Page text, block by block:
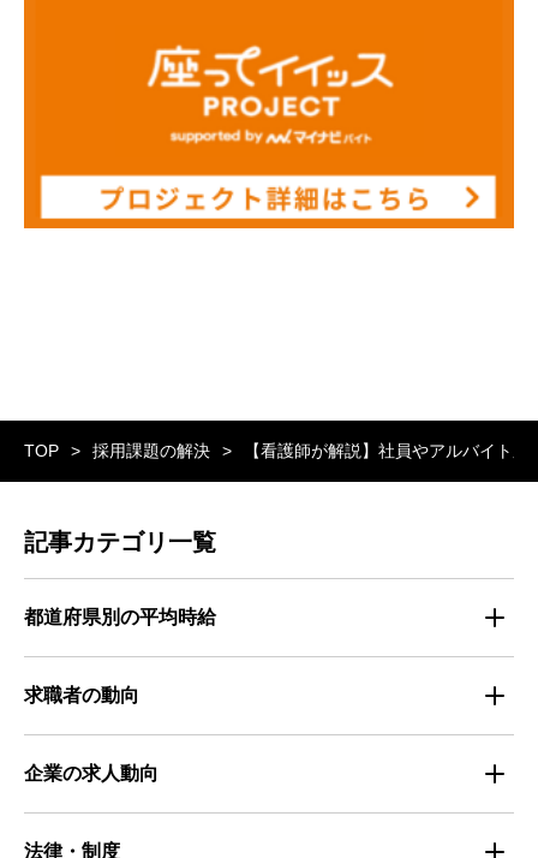
TOP 採用課題の解決 【看護師が解説】社員やアルバイト
記事カテゴリ一覧
都道府県別の平均時給
都道府県別・職種別の平均時給
求職者の動向
仕事探しのトレンド
企業の求人動向
企業の採用手法トレンド
法律・制度